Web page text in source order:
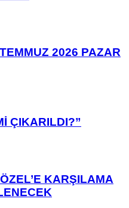
2026 PAZAR
ÇIKARILDI?”
KARŞILAMA